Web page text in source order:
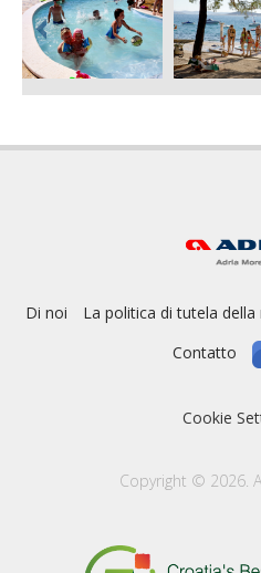
Di noi La politica di tutela della
Contatto
Cookie
Copyright © 2026.